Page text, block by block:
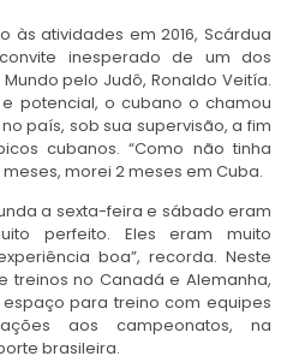
atividades em 2016, Scárdua
inesperado de um dos
pelo Judô, Ronaldo Veitía.
potencial, o cubano o chamou
país, sob sua supervisão, a fim
cubanos. “Como não tinha
morei 2 meses em Cuba.
a sexta-feira e sábado eram
perfeito. Eles eram muito
boa”, recorda. Neste
treinos no Canadá e Alemanha,
para treino com equipes
aos campeonatos, na
brasileira.